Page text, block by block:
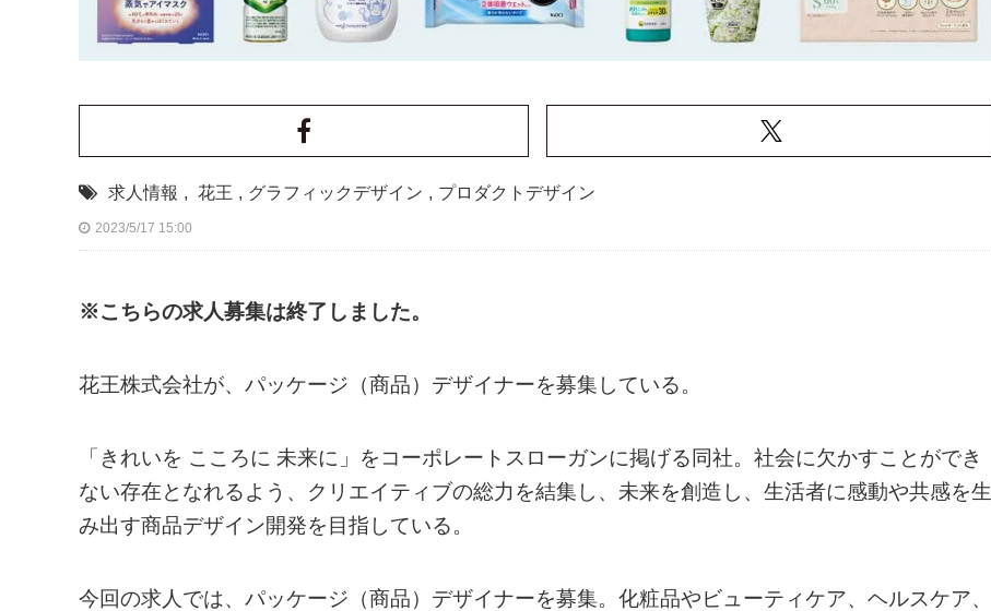
求人情報 , 花王 , グラフィックデザイン , プロダクトデザイン
2023/5/17 15:00
※こちらの求人募集は終了しました。
花王株式会社が、パッケージ（商品）デザイナーを募集している。
「きれいを こころに 未来に」をコーポレートスローガンに掲げる同社。社会に欠かすことができ
ない存在となれるよう、クリエイティブの総力を結集し、未来を創造し、生活者に感動や共感を生
み出す商品デザイン開発を目指している。
今回の求人では、パッケージ（商品）デザイナーを募集。化粧品やビューティケア、ヘルスケア、